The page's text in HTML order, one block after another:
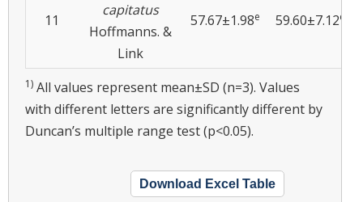
11
capitatus
Hoffmanns. &
Link
57.67±1.98e 59.60±7.12cd
1) All values represent mean±SD (n=3). Values
with different letters are significantly different by
Duncan’s multiple range test (p<0.05).
Download Excel Table